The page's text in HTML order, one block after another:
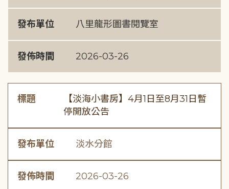
發布單位 八里龍形圖書閱覽室
發佈時間 2026-03-26
標題
【淡海小書房】4月1日至8月31日暫
停開放公告
發布單位 淡水分館
發佈時間 2026-03-26